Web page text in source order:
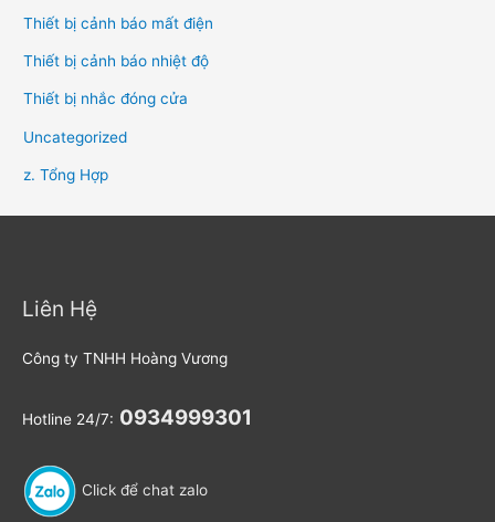
Thiết bị cảnh báo mất điện
Thiết bị cảnh báo nhiệt độ
Thiết bị nhắc đóng cửa
Uncategorized
z. Tổng Hợp
Liên Hệ
Công ty TNHH Hoàng Vương
Hotline 24/7: 0934999301
Click để chat zalo